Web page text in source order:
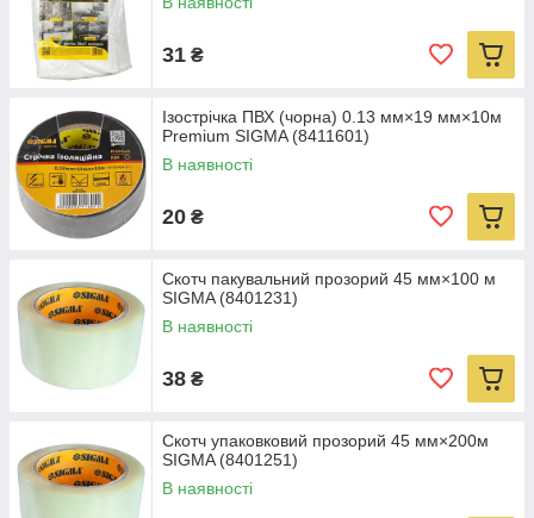
31 ₴
Ізострічка ПВХ (чорна) 0.13 мм×19 мм×10м
Premium SIGMA (8411601)
В наявності
20 ₴
Скотч пакувальний прозорий 45 мм×100 м
SIGMA (8401231)
В наявності
38 ₴
Скотч упаковковий прозорий 45 мм×200м
SIGMA (8401251)
В наявності